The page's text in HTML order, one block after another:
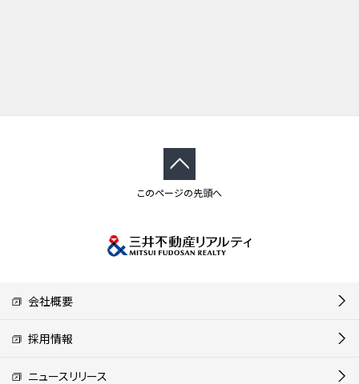
このページの先頭へ
会社概要
採用情報
ニュースリリース